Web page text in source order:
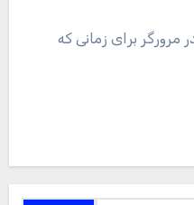
مرورگر برای زمانی که